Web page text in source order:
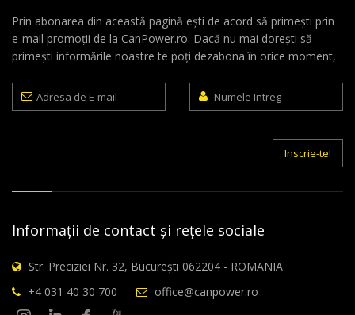
Prin abonarea din această pagină ești de acord să primești prin
e-mail promoții de la CanPower.ro. Dacă nu mai dorești să
primești informările noastre te poți dezabona în orice moment,
Adresa
de
Numele
Intreg
Inscrie-te!
Informații de contact și rețele sociale
Str. Preciziei Nr. 32, București 062204 - ROMANIA
+4 031 40 30 700
office@canpower.ro